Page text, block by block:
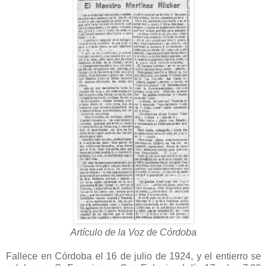
Artículo de la Voz de Córdoba
Fallece en Córdoba el 16 de julio de 1924, y el entierro se